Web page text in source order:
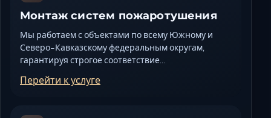
Монтаж систем пожаротушения
Мы работаем с объектами по всему Южному и
Северо-Кавказскому федеральным округам,
гарантируя строгое соответствие…
Перейти к услуге